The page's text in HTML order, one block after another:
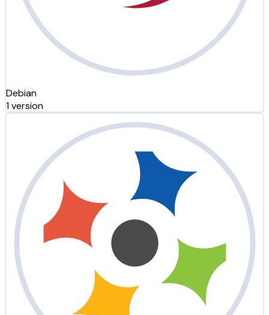
Debian
1 version